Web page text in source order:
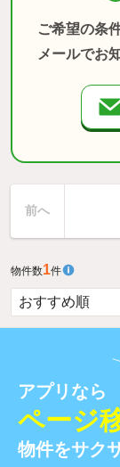
ご希望の条
メールでお
前へ
物件数1件
アプリなら
ページ
物件をサク